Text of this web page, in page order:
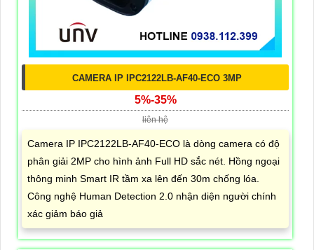
CAMERA IP IPC2122LB-AF40-ECO 3MP
5%-35%
liên hệ
Camera IP IPC2122LB-AF40-ECO là dòng camera có độ
phân giải 2MP cho hình ảnh Full HD sắc nét. Hồng ngoại
thông minh Smart IR tầm xa lên đến 30m chống lóa.
Công nghệ Human Detection 2.0 nhận diện người chính
xác giảm báo giả